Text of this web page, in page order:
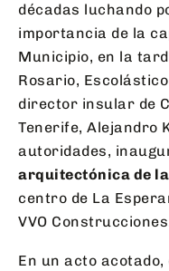
décadas luchando
importancia de la
Municipio, en la
Rosario,
director insular de
Tenerife, Alejandro
autoridades,
arquitectónica de
centro de La
VVO
En un acto